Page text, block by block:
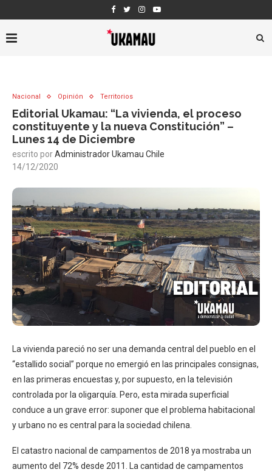
Nacional Opinión Territorios
Editorial Ukamau: “La vivienda, el proceso
constituyente y la nueva Constitución” –
Lunes 14 de Diciembre
escrito porAdministrador Ukamau Chile
14/12/2020
La vivienda pareció no ser una demanda central del pueblo en el
“estallido social” porque no emergió en las principales consignas,
en las primeras encuestas y, por supuesto, en la televisión
controlada por la oligarquía. Pero, esta mirada superficial
conduce a un grave error: suponer que el problema habitacional
y urbano no es central para la sociedad chilena.
El catastro nacional de campamentos de 2018 ya mostraba un
aumento del 72% desde 2011. La cantidad de campamentos